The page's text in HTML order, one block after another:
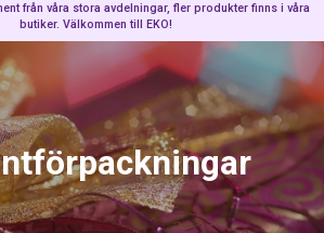
från våra stora avdelningar, fler produkter finns i våra
butiker. Välkommen till EKO!